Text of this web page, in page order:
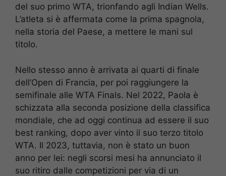
del suo primo WTA, trionfando agli Indian Wells.
L’atleta si è affermata come la prima spagnola,
nella storia del Paese, a mettere le mani sul
titolo.
Nello stesso anno è arrivata ai quarti di finale
dell’Open di Francia, per poi raggiungere la
semifinale alle WTA Finals. Nel 2022, Paola è
schizzata alla seconda posizione della classifica
mondiale, che ad oggi continua ad essere il suo
best ranking, dopo aver vinto il suo terzo titolo
WTA. Il 2023, tuttavia, non è stato un buon
anno per lei: negli scorsi mesi ha annunciato il
suo ritiro dalle competizioni per via di un